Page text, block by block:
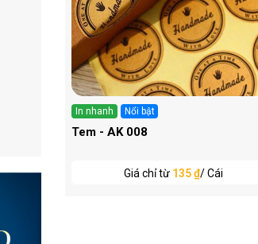
In nhanh Nổi bật
Tem - AK 008
Giá chỉ từ 135 ₫/ Cái